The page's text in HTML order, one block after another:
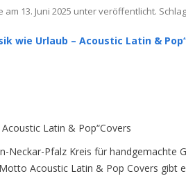
am 13. Juni 2025 unter veröffentlicht.
wie Urlaub – Acoustic Latin &
Latin & Pop“Covers
Neckar-Pfalz Kreis für handgemachte
Acoustic Latin & Pop Covers gibt